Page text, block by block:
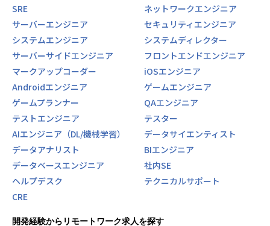
で、組織やプロダクトにとってどんな価値をもたらせるかを
自ら考えるなど、自己管理が求められます
・役割はありますが、組織やプロダクト全体を考えて、役割
を超えた協力関係を築く文化があります
・直接的な利用者である自治体さんとの距離が近く、たくさ
んの感謝とたくさんの要望に囲まれます
・金銭的な支援を始め、学習を推奨し、学んだことを積極的
に活かせます
【業務・職場環境の魅力】
■ユーザとの距離が近い！
・利用者とLoGoチャットを通じて繋がっているため距離感
・サービスやサポートついての感想や意見が聞きやすく、自
治体の皆さんと一緒にサービスを育てている感じがする。
・利益優先ではなく、本当に必要とされるサービスを目的に
・意見や要望を聞く機会が多く、サービスを改善し、顧客満
SRE
ネットワークエンジニア
サーバーエンジニア
セキュリティエンジニア
システムエンジニア
システムディレクター
サーバーサイドエンジニア
フロントエンドエンジニア
マークアップコーダー
iOSエンジニア
Androidエンジニア
ゲームエンジニア
ゲームプランナー
QAエンジニア
テストエンジニア
テスター
AIエンジニア（DL/機械学習）
データサイエンティスト
データアナリスト
BIエンジニア
データベースエンジニア
社内SE
ヘルプデスク
テクニカルサポート
CRE
開発経験からリモートワーク求人を探す